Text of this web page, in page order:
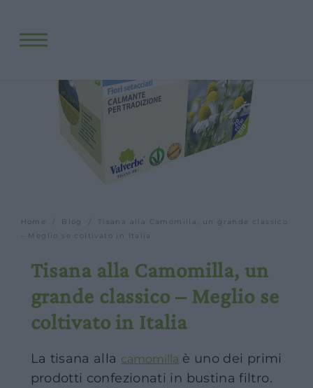
Blog
Eventi e visite
Visite guidate
Laboratori
Offerte scuole e gruppi
Home Blog
/ Tisana alla Camomilla, un grande classico
– Meglio se coltivato in Italia
Tisana alla Camomilla, un
grande classico – Meglio se
coltivato in Italia
La tisana alla camomilla è uno dei primi
prodotti confezionati in bustina filtro.